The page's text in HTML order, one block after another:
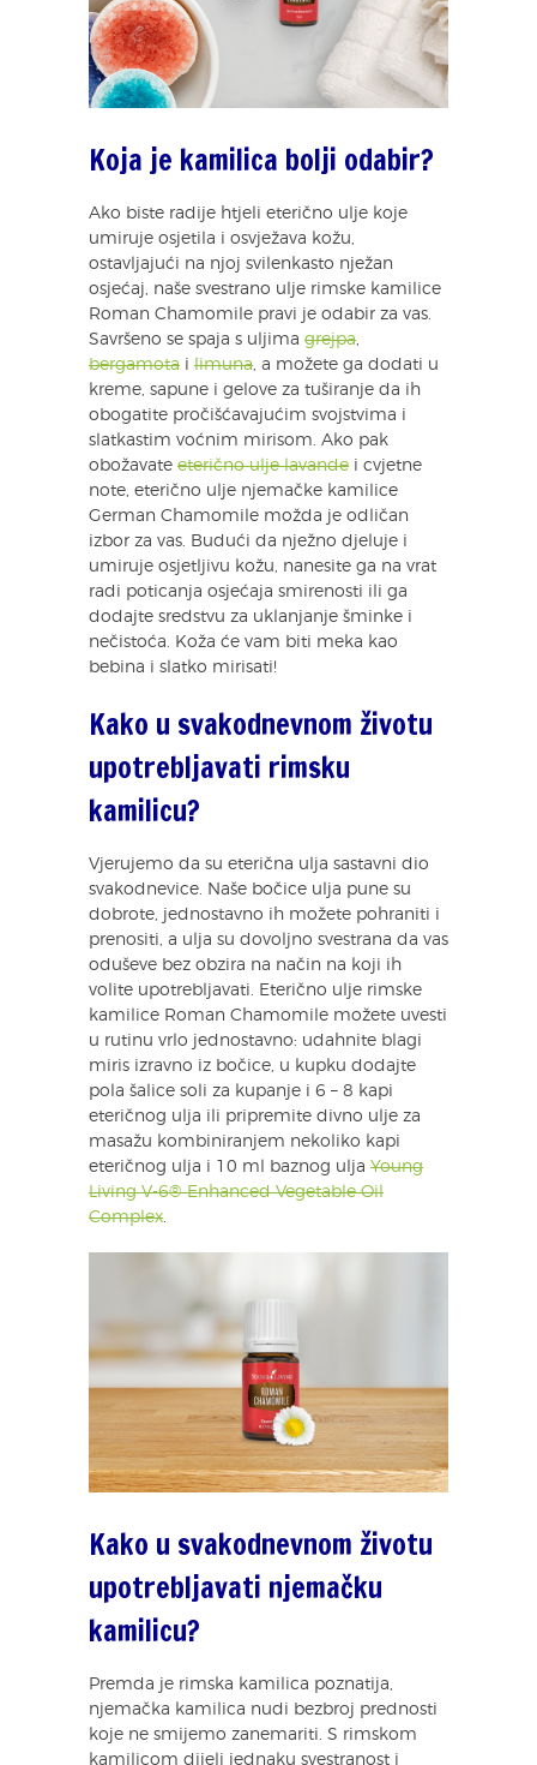
Koja je kamilica bolji odabir?
Ako biste radije htjeli eterično ulje koje
umiruje osjetila i osvježava kožu,
ostavljajući na njoj svilenkasto nježan
osjećaj, naše svestrano ulje rimske kamilice
Roman Chamomile pravi je odabir za vas.
Savršeno se spaja s uljima grejpa,
bergamota i limuna, a možete ga dodati u
kreme, sapune i gelove za tuširanje da ih
obogatite pročišćavajućim svojstvima i
slatkastim voćnim mirisom. Ako pak
obožavate eterično ulje lavande i cvjetne
note, eterično ulje njemačke kamilice
German Chamomile možda je odličan
izbor za vas. Budući da nježno djeluje i
umiruje osjetljivu kožu, nanesite ga na vrat
radi poticanja osjećaja smirenosti ili ga
dodajte sredstvu za uklanjanje šminke i
nečistoća. Koža će vam biti meka kao
bebina i slatko mirisati!
Kako u svakodnevnom životu
upotrebljavati rimsku
kamilicu?
Vjerujemo da su eterična ulja sastavni dio
svakodnevice. Naše bočice ulja pune su
dobrote, jednostavno ih možete pohraniti i
prenositi, a ulja su dovoljno svestrana da vas
oduševe bez obzira na način na koji ih
volite upotrebljavati. Eterično ulje rimske
kamilice Roman Chamomile možete uvesti
u rutinu vrlo jednostavno: udahnite blagi
miris izravno iz bočice, u kupku dodajte
pola šalice soli za kupanje i 6 – 8 kapi
eteričnog ulja ili pripremite divno ulje za
masažu kombiniranjem nekoliko kapi
eteričnog ulja i 10 ml baznog ulja Young
Living V-6® Enhanced Vegetable Oil
Complex.
Kako u svakodnevnom životu
upotrebljavati njemačku
kamilicu?
Premda je rimska kamilica poznatija,
njemačka kamilica nudi bezbroj prednosti
koje ne smijemo zanemariti. S rimskom
kamilicom dijeli jednaku svestranost i